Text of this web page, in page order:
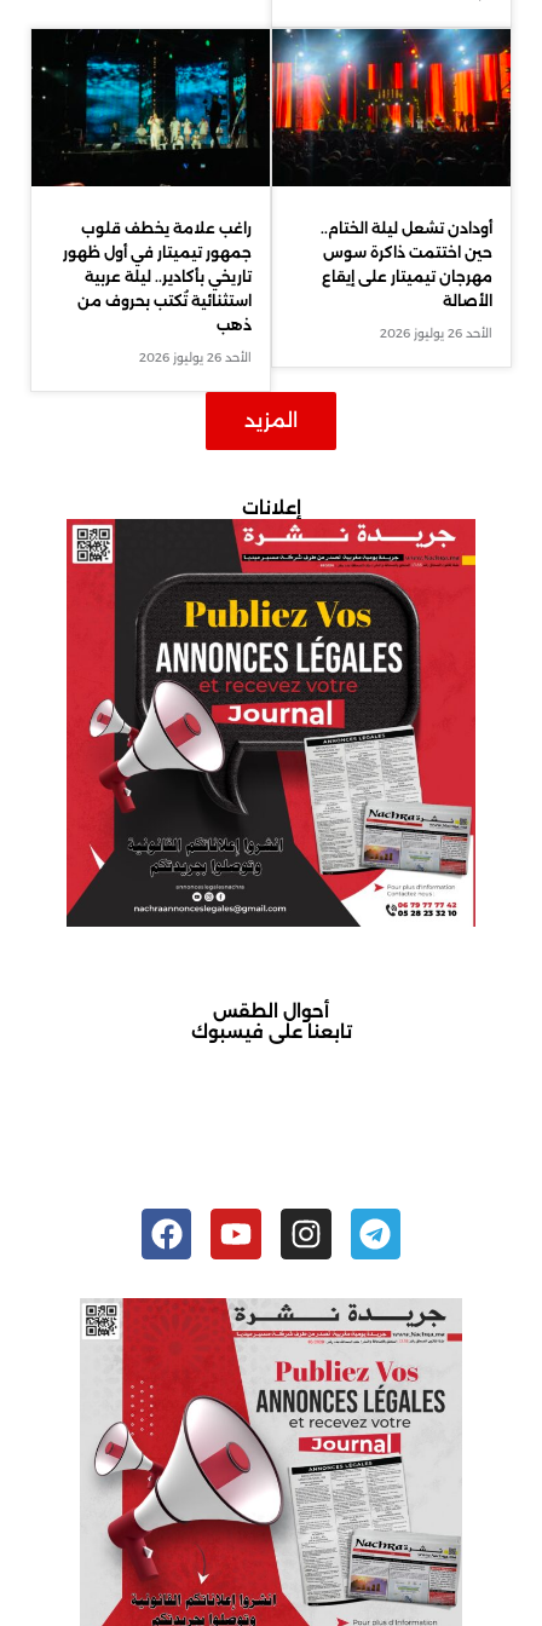
أودادن تشعل ليلة الختام..
حين اختتمت ذاكرة سوس
مهرجان تيميتار على إيقاع
الأصالة
الأحد 26 يوليوز 2026
راغب علامة يخطف قلوب
جمهور تيميتار في أول ظهور
تاريخي بأكادير.. ليلة عربية
استثنائية تُكتب بحروف من
ذهب
الأحد 26 يوليوز 2026
المزيد
إعلانات
أحوال الطقس
أكادير حالة الطقستابعنا على فيسبوك
Telegram
Instagram
Youtube
Facebook